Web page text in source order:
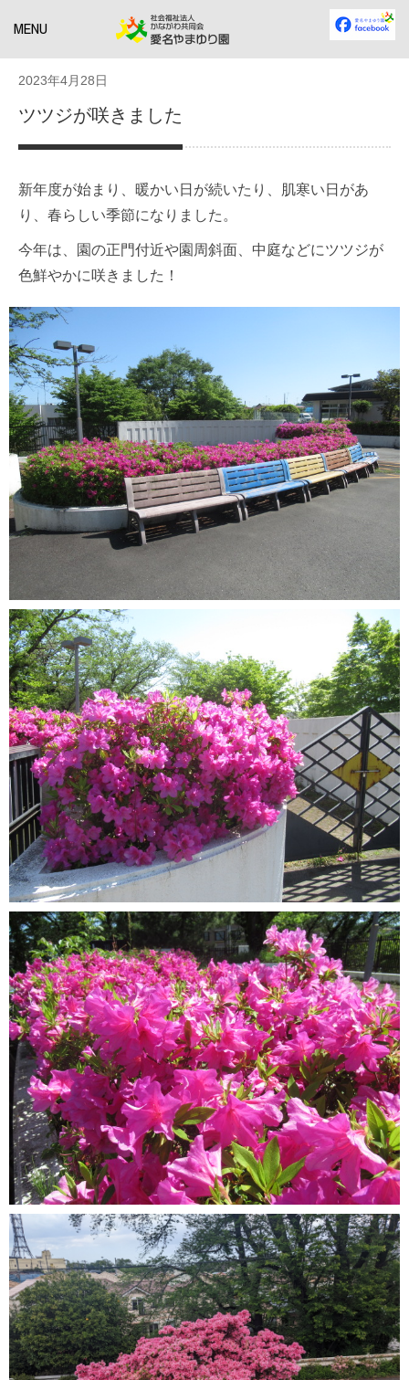
MENU
2023年4月28日
ツツジが咲きました
新年度が始まり、暖かい日が続いたり、肌寒い日があ
り、春らしい季節になりました。
今年は、園の正門付近や園周斜面、中庭などにツツジが
色鮮やかに咲きました！